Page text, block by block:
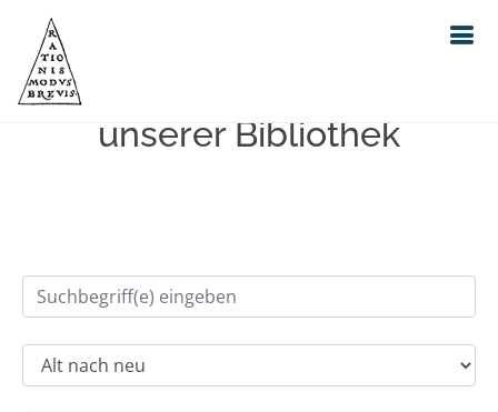
Einfache Suche im Bestand
unserer Bibliothek